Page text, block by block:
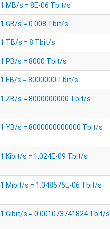
1 MB/s = 8E-06 Tbit/s
1 GB/s = 0.008 Tbit/s
1 TB/s = 8 Tbit/s
1 PB/s = 8000 Tbit/s
1 EB/s = 8000000 Tbit/s
1 ZB/s = 8000000000 Tbit/s
1 YB/s = 8000000000000 Tbit/s
1 Kibit/s = 1.024E-09 Tbit/s
1 Mibit/s = 1.048576E-06 Tbit/s
1 Gibit/s = 0.001073741824 Tbit/s